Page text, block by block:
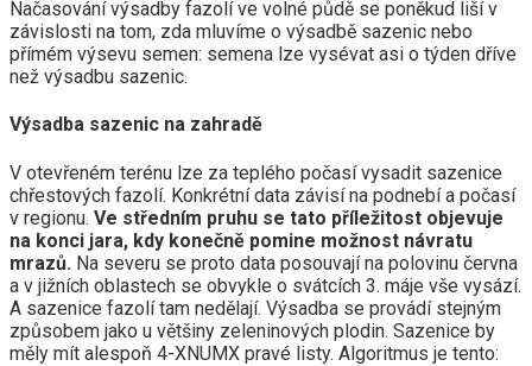
Načasování výsadby fazolí ve volné půdě se poněkud liší v
závislosti na tom, zda mluvíme o výsadbě sazenic nebo
přímém výsevu semen: semena lze vysévat asi o týden dříve
než výsadbu sazenic.
Výsadba sazenic na zahradě
V otevřeném terénu lze za teplého počasí vysadit sazenice
chřestových fazolí. Konkrétní data závisí na podnebí a počasí
v regionu. Ve středním pruhu se tato příležitost objevuje
na konci jara, kdy konečně pomine možnost návratu
mrazů. Na severu se proto data posouvají na polovinu června
a v jižních oblastech se obvykle o svátcích 3. máje vše vysází.
A sazenice fazolí tam nedělají. Výsadba se provádí stejným
způsobem jako u většiny zeleninových plodin. Sazenice by
měly mít alespoň 4-XNUMX pravé listy. Algoritmus je tento: